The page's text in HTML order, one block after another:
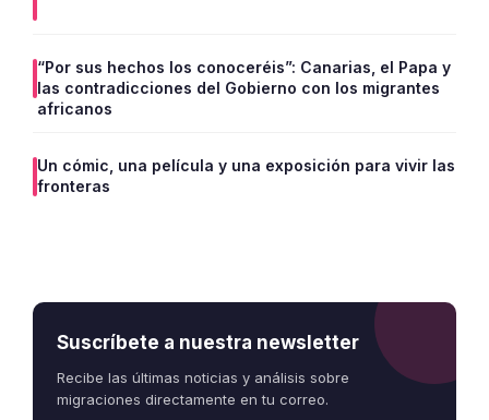
“Por sus hechos los conoceréis”: Canarias, el Papa y
las contradicciones del Gobierno con los migrantes
africanos
Un cómic, una película y una exposición para vivir las
fronteras
Suscríbete a nuestra newsletter
Recibe las últimas noticias y análisis sobre
migraciones directamente en tu correo.